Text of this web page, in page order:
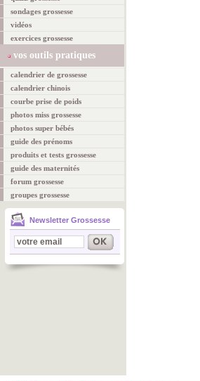
sondages grossesse
vidéos
exercices grossesse
vos outils pratiques
calendrier de grossesse
calendrier chinois
courbe prise de poids
photos miss grossesse
photos super bébés
guide des prénoms
produits et tests grossesse
guide des maternités
forum grossesse
groupes grossesse
Newsletter Grossesse